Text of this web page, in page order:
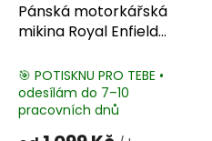
Pánská motorkářská
mikina Royal Enfield
🎯 POTISKNU PRO TEBE •
odesílám do 7–10
pracovních dnů